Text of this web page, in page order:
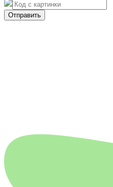
Отправить